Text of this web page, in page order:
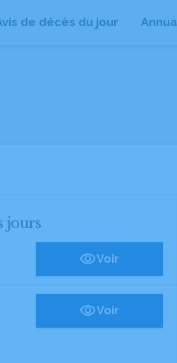
de décès du jour
jours
Voir
Voir